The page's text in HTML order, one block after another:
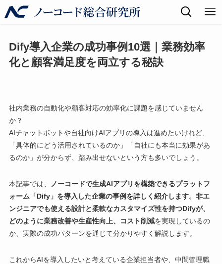
Dify導入企業の成功事例10選｜業務効率
化と顧客満足度を両立する秘訣
社内業務の自動化や顧客対応の効率化に課題を感じていません
か？
AIチャットボットや自社向けAIアプリの導入は進めたいけれど、
「具体的にどう活用されているのか」「自社にも本当に効果があ
るのか」が分からず、踏み出せないという方も多いでしょう。
本記事では、
ノーコードで生成AIアプリを構築できるプラットフ
ォーム「Dify」を導入した企業の事例を詳しく紹介します。非エ
ンジニアでも使える設計と柔軟なカスタマイズ性を持つDifyが、
どのように業務改善や生産性向上、コスト削減を実現しているの
か、実際の成功パターンを通じて分かりやすく解説します。
これからAIを導入したいと考えている企業担当者や、中間管理職